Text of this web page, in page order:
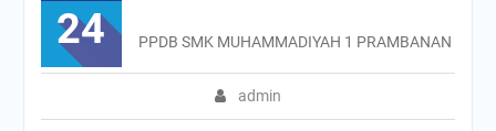
24
admin
PPDB SMK MUHAMMADIYAH 1 PRAMBANAN